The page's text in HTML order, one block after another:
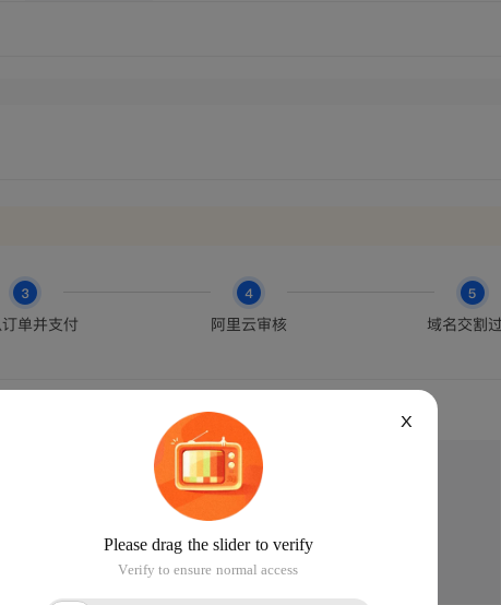
上当受骗！
！
！
X